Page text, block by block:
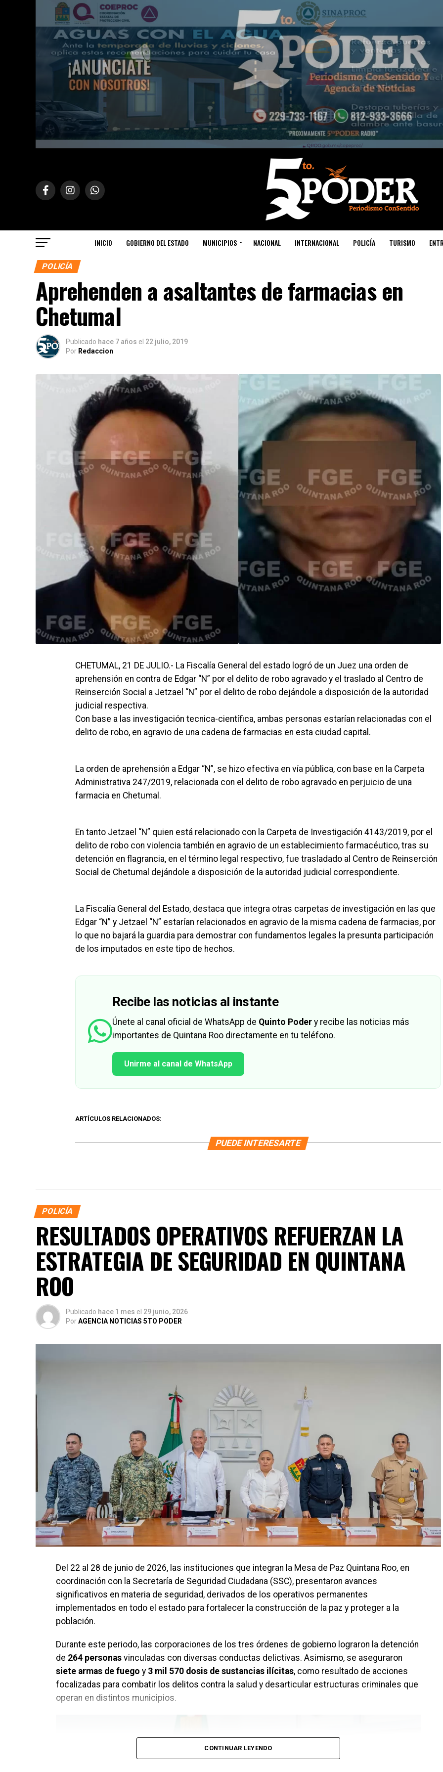
INICIO GOBIERNO DEL ESTADO MUNICIPIOS NACIONAL INTERNACIONAL POLICÍA TURISMO
POLICÍA
Aprehenden a asaltantes de farmacias en
Chetumal
Publicado hace 7 años el 22 julio, 2019
Por Redaccion
CHETUMAL, 21 DE JULIO.- La Fiscalía General del estado logró de un Juez una orden de
aprehensión en contra de Edgar “N” por el delito de robo agravado y el traslado al Centro de
Reinserción Social a Jetzael “N” por el delito de robo dejándole a disposición de la autoridad
judicial respectiva.
Con base a las investigación tecnica-científica, ambas personas estarían relacionadas con el
delito de robo, en agravio de una cadena de farmacias en esta ciudad capital.
La orden de aprehensión a Edgar “N”, se hizo efectiva en vía pública, con base en la Carpeta
Administrativa 247/2019, relacionada con el delito de robo agravado en perjuicio de una
farmacia en Chetumal.
En tanto Jetzael “N” quien está relacionado con la Carpeta de Investigación 4143/2019, por el
delito de robo con violencia también en agravio de un establecimiento farmacéutico, tras su
detención en flagrancia, en el término legal respectivo, fue trasladado al Centro de Reinserción
Social de Chetumal dejándole a disposición de la autoridad judicial correspondiente.
La Fiscalía General del Estado, destaca que integra otras carpetas de investigación en las que
Edgar “N” y Jetzael “N” estarían relacionados en agravio de la misma cadena de farmacias, por
lo que no bajará la guardia para demostrar con fundamentos legales la presunta participación
de los imputados en este tipo de hechos.
Recibe las noticias al instante
Únete al canal oficial de WhatsApp de Quinto Poder y recibe las noticias más
importantes de Quintana Roo directamente en tu teléfono.
Unirme al canal de WhatsApp
ARTÍCULOS RELACIONADOS:
PUEDE INTERESARTE
POLICÍA
RESULTADOS OPERATIVOS REFUERZAN LA
ESTRATEGIA DE SEGURIDAD EN QUINTANA
ROO
Publicado hace 1 mes el 29 junio, 2026
PorAGENCIA NOTICIAS 5TO PODER
Del 22 al 28 de junio de 2026, las instituciones que integran la Mesa de Paz Quintana Roo, en
coordinación con la Secretaría de Seguridad Ciudadana (SSC), presentaron avances
significativos en materia de seguridad, derivados de los operativos permanentes
implementados en todo el estado para fortalecer la construcción de la paz y proteger a la
población.
Durante este periodo, las corporaciones de los tres órdenes de gobierno lograron la detención
de 264 personas vinculadas con diversas conductas delictivas. Asimismo, se aseguraron
siete armas de fuego y 3 mil 570 dosis de sustancias ilícitas, como resultado de acciones
focalizadas para combatir los delitos contra la salud y desarticular estructuras criminales que
operan en distintos municipios.
CONTINUAR LEYENDO